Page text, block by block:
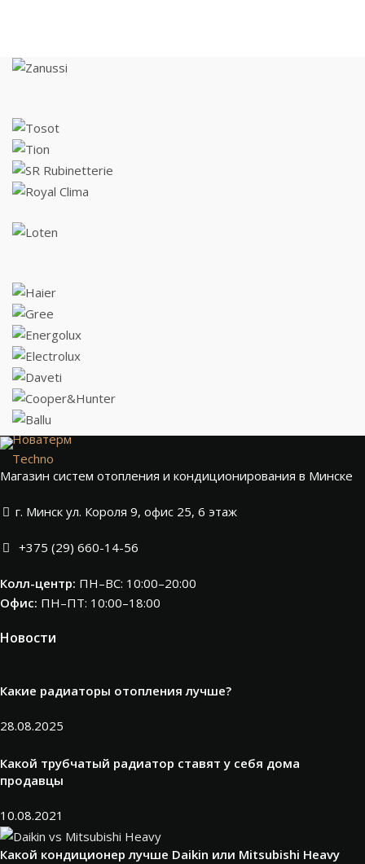
Новатерм
Techno
Магазин систем отопления и кондиционирования в Минске
г. Минск ул. Короля 9, офис 25, 6 этаж
+375 (29) 660-14-56
Колл-центр: ПН–ВС: 10:00–20:00​
Офис: ПН–ПТ: 10:00–18:00
Новости
Какие радиаторы отопления лучше?
28.08.2025
Какой трубчатый радиатор ставят у себя дома
продавцы
10.08.2021
Какой кондиционер лучше Daikin или Mitsubishi Heavy